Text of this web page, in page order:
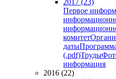
2017 (23)
Первое
комитет
даты
(.pdf)Труды
информация
2016 (22)